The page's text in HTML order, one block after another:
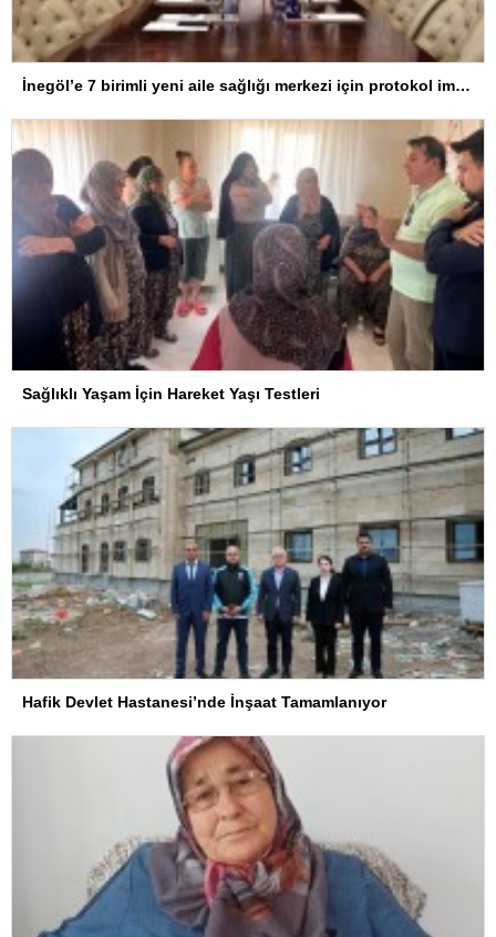
İnegöl’e 7 birimli yeni aile sağlığı merkezi için protokol imzalandı
Sağlıklı Yaşam İçin Hareket Yaşı Testleri
Hafik Devlet Hastanesi’nde İnşaat Tamamlanıyor